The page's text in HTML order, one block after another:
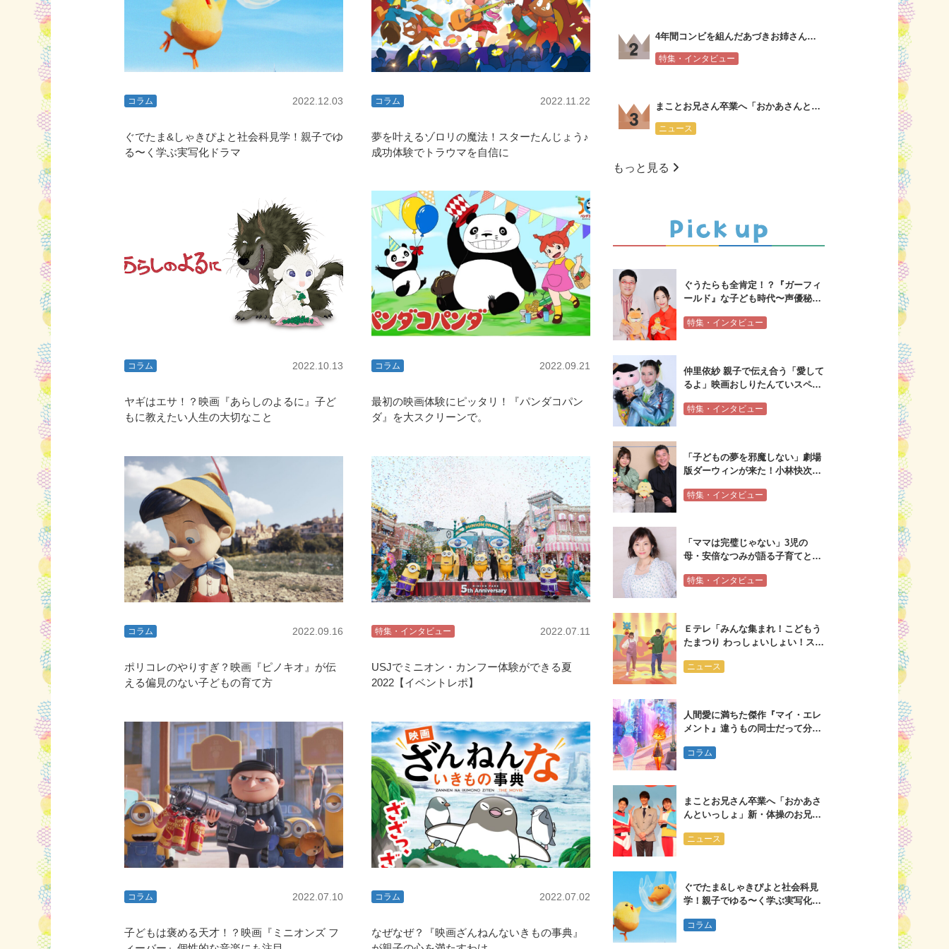
コラム 2022.12.03
ぐでたま&しゃきぴよと社会科見学！親子でゆ
る〜く学ぶ実写化ドラマ
コラム 2022.11.22
夢を叶えるゾロリの魔法！スターたんじょう♪
成功体験でトラウマを自信に
コラム 2022.10.13
ヤギはエサ！？映画『あらしのよるに』子ど
もに教えたい人生の大切なこと
コラム 2022.09.21
最初の映画体験にピッタリ！『パンダコパン
ダ』を大スクリーンで。
コラム 2022.09.16
ポリコレのやりすぎ？映画『ピノキオ』が伝
える偏見のない子どもの育て方
特集・インタビュー 2022.07.11
USJでミニオン・カンフー体験ができる夏
2022【イベントレポ】
コラム 2022.07.10
子どもは褒める天才！？映画『ミニオンズ フ
コラム 2022.07.02
なぜなぜ？『映画ざんねんないきもの事典』
4年間コンビを組んだあづきお姉さんからまことお兄さんへ会見コメント
特集・インタビュー
まことお兄さん卒業へ「おかあさんといっしょ」新・体操のお兄さんは大学３年生
ニュース
もっと見る
ぐうたらも全肯定！？『ガーフィ
ールド』な子ども時代〜声優秘話
ルインタビュー
特集・インタビュー
仲里依紗 親子で伝え合う「愛して
るよ」映画おしりたんていスペシ
特集・インタビュー
「子どもの夢を邪魔しない」劇場
版ダーウィンが来た！小林快次×
インタビュー
特集・インタビュー
「ママは完璧じゃない」3児の
母・安倍なつみが語る子育てとエ
特集・インタビュー
Ｅテレ「みんな集まれ！こどもう
たまつり わっしょいしょい！スペ
売！
ニュース
人間愛に満ちた傑作『マイ・エレ
メント』違うもの同士だって分か
コラム
まことお兄さん卒業へ「おかあさ
んといっしょ」新・体操のお兄さ
ニュース
ぐでたま&しゃきぴよと社会科見
学！親子でゆる〜く学ぶ実写化ド
コラム